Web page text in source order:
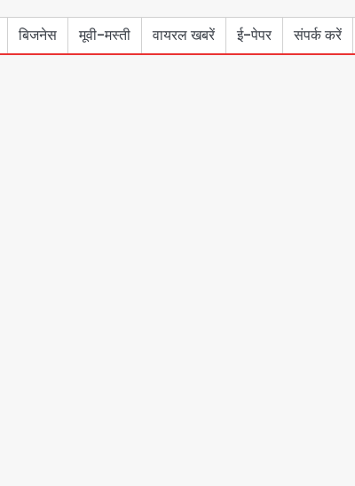
बिजनेस मूवी-मस्ती वायरल खबरें ई-पेपर संपर्क करें